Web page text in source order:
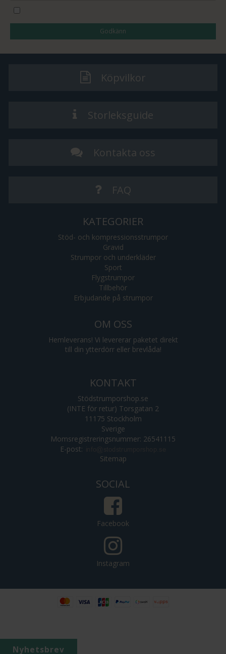
Nyhetsbrev
Godkänn
Köpvilkor
Storleksguide
Kontakta oss
FAQ
KATEGORIER
Stöd- och kompressionsstrumpor
Gravid
Strumpor och underkläder
Sport
Flygstrumpor
Tillbehör
Erbjudande på strumpor
OM OSS
Hemleverans! Vi levererar paketet direkt
till din ytterdörr eller brevlåda!
KONTAKT
Stödstrumporshop.se
(INTE för retur) Torsgatan 2
11175 Stockholm
Sverige
Momsregistreringsnummer: 26541115
E-post:
Sitemap
SOCIAL
Facebook
Instagram